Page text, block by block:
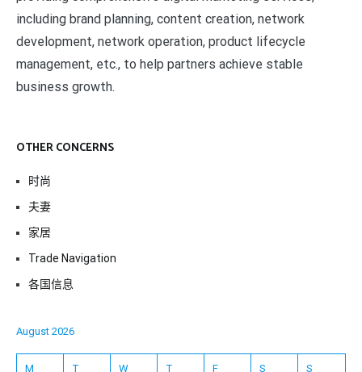
including brand planning, content creation, network
development, network operation, product lifecycle
management, etc., to help partners achieve stable
business growth.
OTHER CONCERNS
时尚
夫妻
家居
Trade Navigation
各国信息
August 2026
M T W T F S S